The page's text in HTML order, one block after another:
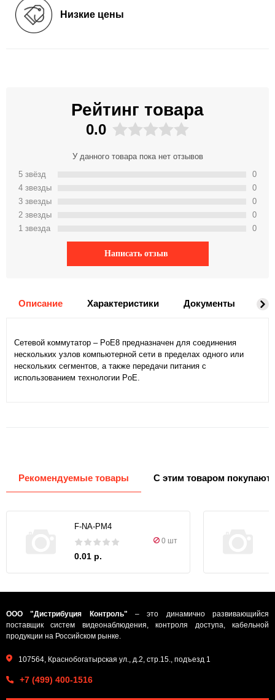
Низкие цены
Рейтинг товара
0.0
У данного товара пока нет отзывов
5 звёзд
4 звeзды
3 звeзды
2 звeзды
1 звeзда
0
0
0
0
0
Написать отзыв
Описание Характеристики Документы
Сетевой коммутатор – PoE8 предназначен для соединения
нескольких узлов компьютерной сети в пределах одного или
нескольких сегментов, а также передачи питания с
использованием технологии PoE.
Рекомендуемые товары С этим товаром покупают
F-NA-PM4
0 шт
0.01 р.
ООО "Дистрибуция Контроль" – это динамично развивающийся
поставщик систем видеонаблюдения, контроля доступа, кабельной
продукции на Российском рынке.
107564, Краснобогатырская ул., д.2, стр.15., подъезд 1
+7 (499) 400-1516